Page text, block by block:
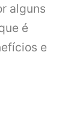
alguns
é
e